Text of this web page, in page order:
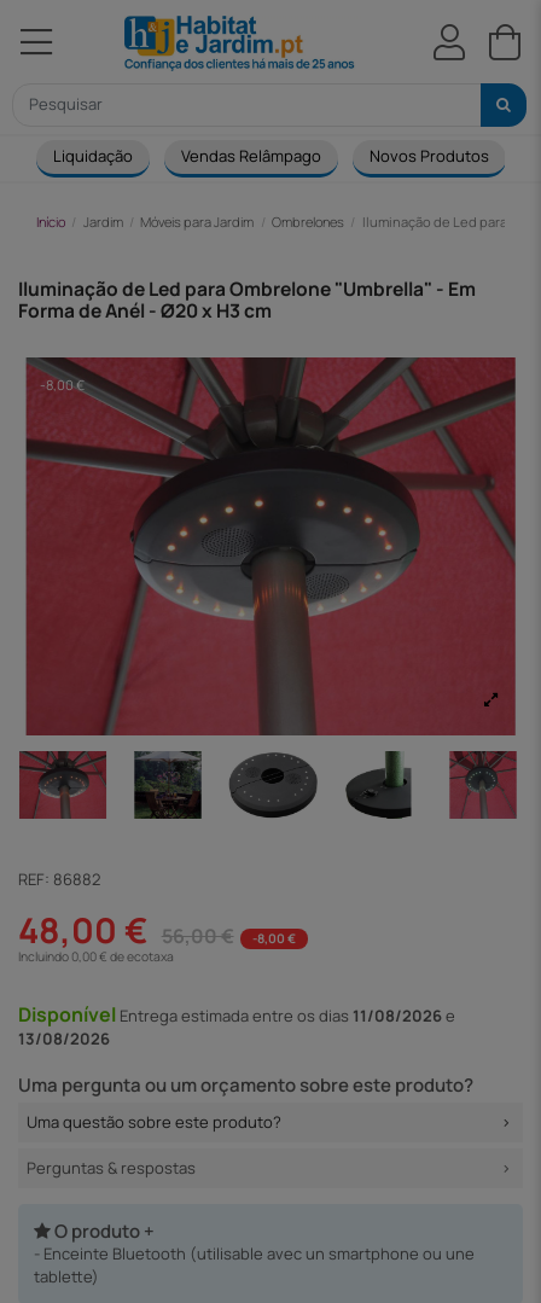
Liquidação Vendas Relâmpago Novos Produtos
Início Jardim Móveis para Jardim Ombrelones Iluminação de Led para
Iluminação de Led para Ombrelone "Umbrella" - Em
Forma de Anél - Ø20 x H3 cm
-8,00 €
REF: 86882
48,00 € 56,00 €
-8,00 €
Incluindo 0,00 € de ecotaxa
Disponível Entregaestimada entre os dias 11/08/2026e
13/08/2026
Uma pergunta ou um orçamento sobre este produto?
Uma questão sobre este produto?
Perguntas & respostas
O produto +
- Enceinte Bluetooth (utilisable avec un smartphone ou une
tablette)